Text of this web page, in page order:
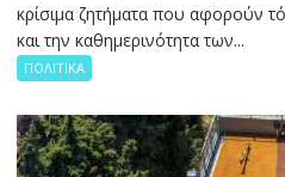
κρίσιμα ζητήματα που αφορούν
και την καθημερινότητα των...
ΠΟΛΙΤΙΚΑ